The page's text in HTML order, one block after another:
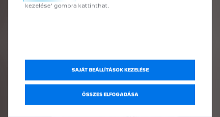
ÁRLISTA
kezelése’ gombra kattinthat.
SAJÁT BEÁLLÍTÁSOK KEZELÉSE
ÖSSZES ELFOGADÁSA